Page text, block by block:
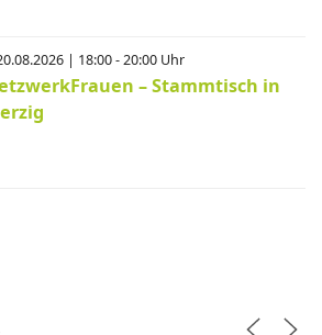
| 18:00 - 20:00 Uhr
– Stammtisch in